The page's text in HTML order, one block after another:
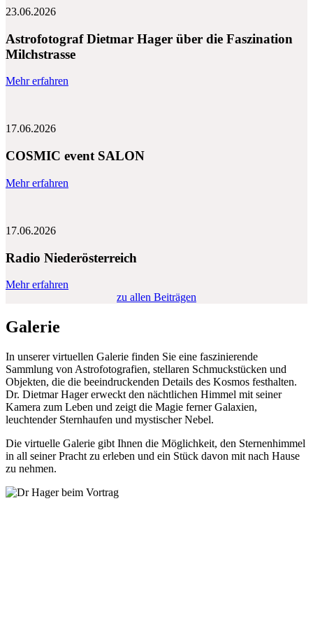
23.06.2026
Astrofotograf Dietmar Hager über die Faszination
Milchstrasse
Mehr erfahren
17.06.2026
COSMIC event SALON
Mehr erfahren
17.06.2026
Radio Niederösterreich
Mehr erfahren
zu allen Beiträgen
Galerie
In unserer virtuellen Galerie finden Sie eine faszinierende
Sammlung von Astrofotografien, stellaren Schmuckstücken und
Objekten, die die beeindruckenden Details des Kosmos festhalten.
Dr. Dietmar Hager erweckt den nächtlichen Himmel mit seiner
Kamera zum Leben und zeigt die Magie ferner Galaxien,
leuchtender Sternhaufen und mystischer Nebel.
Die virtuelle Galerie gibt Ihnen die Möglichkeit, den Sternenhimmel
in all seiner Pracht zu erleben und ein Stück davon mit nach Hause
zu nehmen.